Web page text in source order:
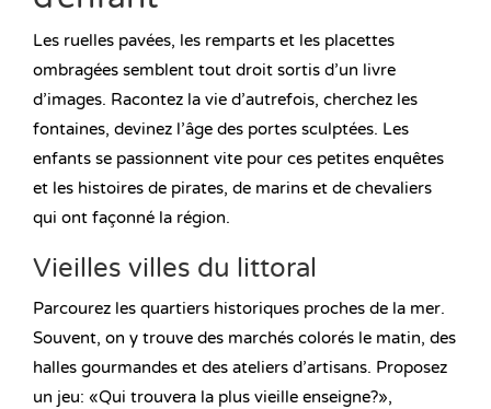
Les ruelles pavées, les remparts et les placettes
ombragées semblent tout droit sortis d’un livre
d’images. Racontez la vie d’autrefois, cherchez les
fontaines, devinez l’âge des portes sculptées. Les
enfants se passionnent vite pour ces petites enquêtes
et les histoires de pirates, de marins et de chevaliers
qui ont façonné la région.
Vieilles villes du littoral
Parcourez les quartiers historiques proches de la mer.
Souvent, on y trouve des marchés colorés le matin, des
halles gourmandes et des ateliers d’artisans. Proposez
un jeu: «Qui trouvera la plus vieille enseigne?»,